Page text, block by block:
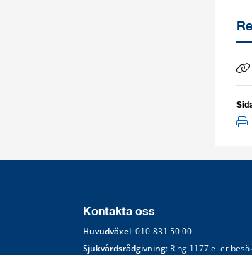
Kontakta oss
Huvudväxel: 010-831 50 00
Sjukvårdsrådgivning: Ring 1177 eller